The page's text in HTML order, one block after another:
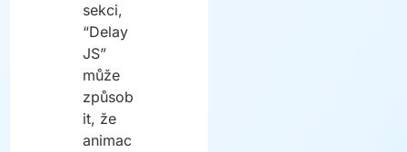
sekci,
“Delay
JS”
může
způsob
it, že
animac